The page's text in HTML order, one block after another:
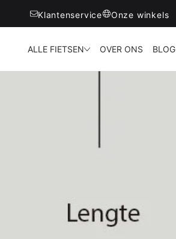
Klantenservice Onze winkels
ALLE FIETSEN OVER ONS BLOG